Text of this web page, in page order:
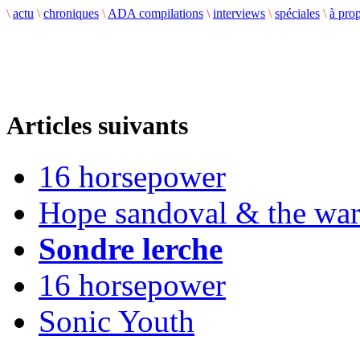
\ actu \ chroniques \ ADA compilations \ interviews \ spéciales \ à
Articles suivants
16 horsepower
Hope sandoval & the
Sondre lerche
16 horsepower
Sonic Youth